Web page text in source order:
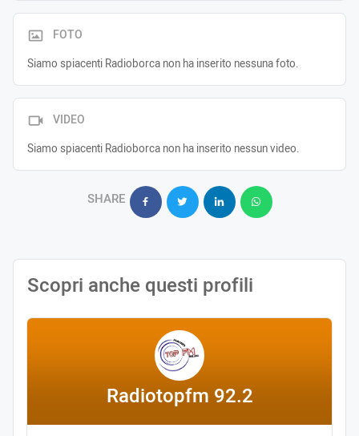
FOTO
Siamo spiacenti Radioborca non ha inserito nessuna foto.
VIDEO
Siamo spiacenti Radioborca non ha inserito nessun video.
SHARE
Scopri anche questi profili
Radiotopfm 92.2